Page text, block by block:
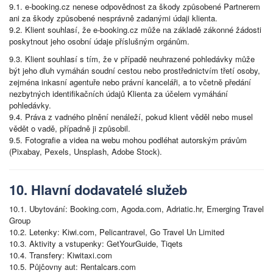
9.1. e-booking.cz nenese odpovědnost za škody způsobené Partnerem
ani za škody způsobené nesprávně zadanými údaji klienta.
9.2. Klient souhlasí, že e-booking.cz může na základě zákonné žádosti
poskytnout jeho osobní údaje příslušným orgánům.
9.3. Klient souhlasí s tím, že v případě neuhrazené pohledávky může
být jeho dluh vymáhán soudní cestou nebo prostřednictvím třetí osoby,
zejména inkasní agentuře nebo právní kanceláři, a to včetně předání
nezbytných identifikačních údajů Klienta za účelem vymáhání
pohledávky.
9.4. Práva z vadného plnění nenáleží, pokud klient věděl nebo musel
vědět o vadě, případně ji způsobil.
9.5. Fotografie a videa na webu mohou podléhat autorským právům
(Pixabay, Pexels, Unsplash, Adobe Stock).
10. Hlavní dodavatelé služeb
10.1. Ubytování: Booking.com, Agoda.com, Adriatic.hr, Emerging Travel
Group
10.2. Letenky: Kiwi.com, Pelicantravel, Go Travel Un Limited
10.3. Aktivity a vstupenky: GetYourGuide, Tiqets
10.4. Transfery: Kiwitaxi.com
10.5. Půjčovny aut: Rentalcars.com